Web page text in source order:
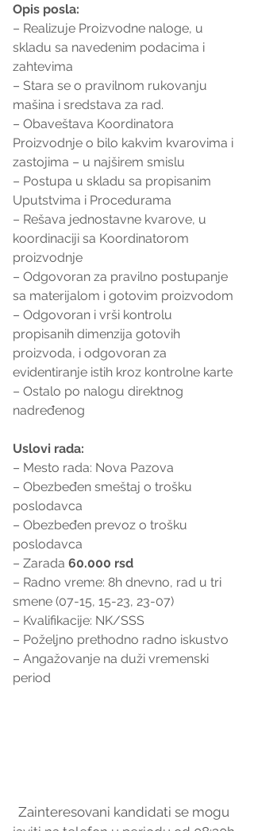
Opis posla:
– Realizuje Proizvodne naloge, u
skladu sa navedenim podacima i
zahtevima
– Stara se o pravilnom rukovanju
mašina i sredstava za rad.
– Obaveštava Koordinatora
Proizvodnje o bilo kakvim kvarovima i
zastojima – u najširem smislu
– Postupa u skladu sa propisanim
Uputstvima i Procedurama
– Rešava jednostavne kvarove, u
koordinaciji sa Koordinatorom
proizvodnje
– Odgovoran za pravilno postupanje
sa materijalom i gotovim proizvodom
– Odgovoran i vrši kontrolu
propisanih dimenzija gotovih
proizvoda, i odgovoran za
evidentiranje istih kroz kontrolne karte
– Ostalo po nalogu direktnog
nadređenog
Uslovi rada:
– Mesto rada: Nova Pazova
– Obezbeđen smeštaj o trošku
poslodavca
– Obezbeđen prevoz o trošku
poslodavca
– Zarada 60.000 rsd
– Radno vreme: 8h dnevno, rad u tri
smene (07-15, 15-23, 23-07)
– Kvalifikacije: NK/SSS
– Poželjno prethodno radno iskustvo
– Angažovanje na duži vremenski
period
Zainteresovani kandidati se mogu